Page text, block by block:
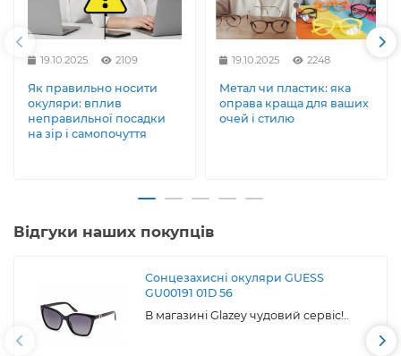
19.10.2025 2109
Як правильно носити
окуляри: вплив
неправильної посадки
на зір і самопочуття
19.10.2025 2248
Метал чи пластик: яка
оправа краща для ваших
очей і стилю
Відгуки наших покупців
Сонцезахисні окуляри GUESS
GU00191 01D 56
В магазині Glazey чудовий сервіс!..